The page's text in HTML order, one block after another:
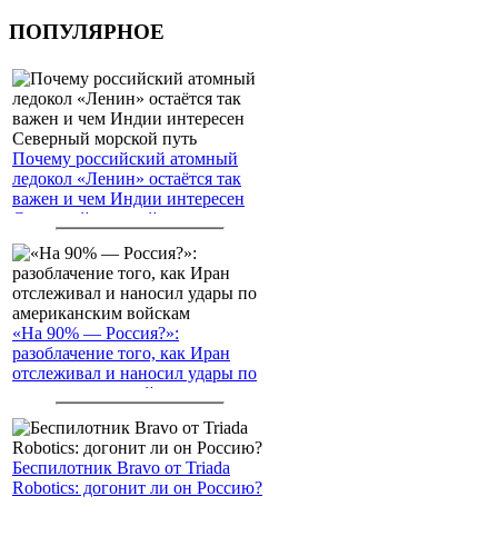
ПОПУЛЯРНОЕ
Почему российский атомный
ледокол «Ленин» остаётся так
важен и чем Индии интересен
Северный морской путь
«На 90% — Россия?»:
разоблачение того, как Иран
отслеживал и наносил удары по
американским войскам
Беспилотник Bravo от Triada
Robotics: догонит ли он Россию?